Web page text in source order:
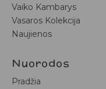
Vaiko Kambarys
Vasaros Kolekcija
Naujienos
Nuorodos
Pradžia